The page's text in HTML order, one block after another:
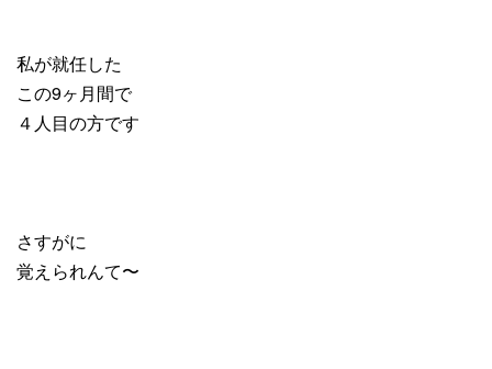
私が就任した
この9ヶ月間で
４人目の方です
さすがに
覚えられんて〜